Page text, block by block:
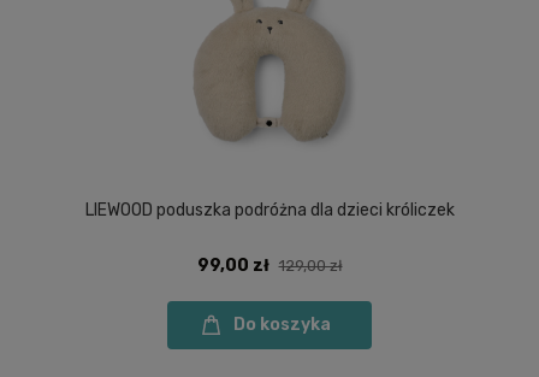
LIEWOOD poduszka podróżna dla dzieci króliczek
99,00 zł 129,00 zł
Do koszyka